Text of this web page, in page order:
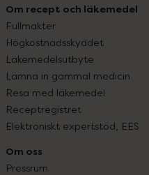
Om recept och läkemedel
Fullmakter
Högkostnadsskyddet
Läkemedelsutbyte
Lämna in gammal medicin
Resa med läkemedel
Receptregistret
Elektroniskt expertstöd, EES
Om oss
Pressrum